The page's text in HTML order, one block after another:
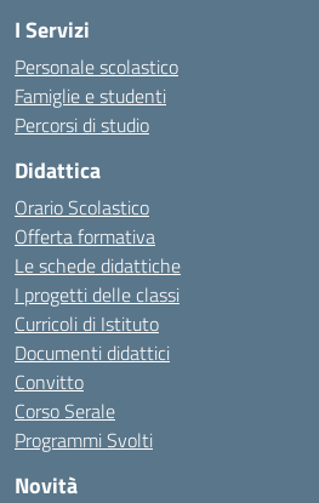
I Servizi
Personale scolastico
Famiglie e studenti
Percorsi di studio
Didattica
Orario Scolastico
Offerta formativa
Le schede didattiche
I progetti delle classi
Curricoli di Istituto
Documenti didattici
Convitto
Corso Serale
Programmi Svolti
Novità